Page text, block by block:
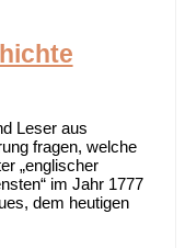
Leser aus
fragen, welche
„englischer
im Jahr 1777
dem heutigen